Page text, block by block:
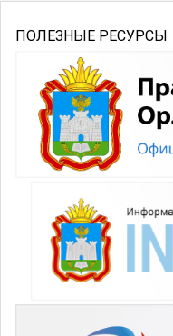
ПОЛЕЗНЫЕ РЕСУРСЫ